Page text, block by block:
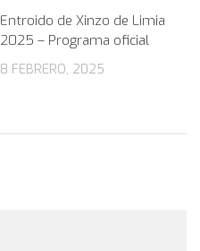
Entroido de Xinzo de Limia
2025 – Programa oficial
8 FEBRERO, 2025